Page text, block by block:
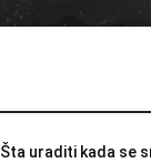
Šta uraditi kada se